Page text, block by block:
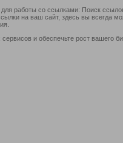
работы со ссылками: Поиск
на ваш сайт, здесь вы всегда
и обеспечьте рост вашего